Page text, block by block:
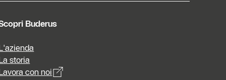
Buderus
storia
con noi